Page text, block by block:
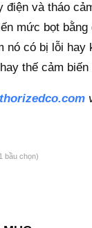
điện và tháo
mức bọt bằng
nó có bị lỗi hay
thế cảm
bầu chọn)